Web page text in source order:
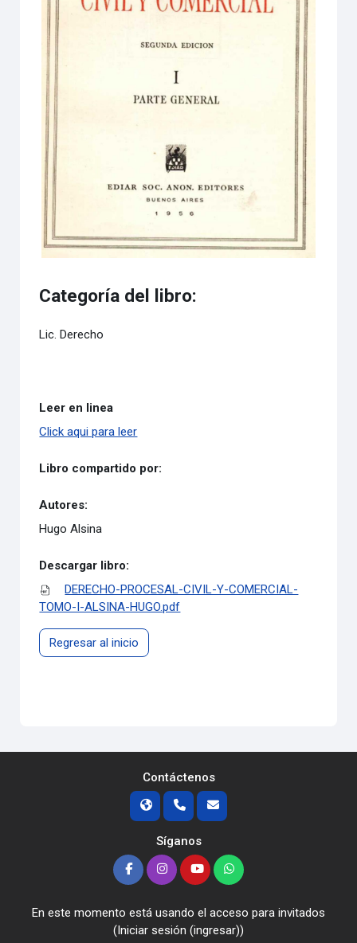
Categoría del libro:
Lic. Derecho
Leer en linea
Click aqui para leer
Libro compartido por:
Autores:
Hugo Alsina
Descargar libro:
DERECHO-PROCESAL-CIVIL-Y-COMERCIAL-
TOMO-I-ALSINA-HUGO.pdf
Regresar al inicio
Contáctenos
Síganos
En este momento está usando el acceso para invitados
( Iniciar sesión (ingresar))